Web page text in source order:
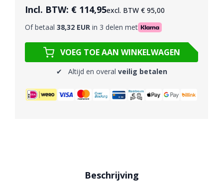
Incl. BTW: € 114,95excl. BTW € 95,00
Of betaal 38,32 EUR in 3 delen met
VOEG TOE AAN WINKELWAGEN
✔ Altijd en overal veilig betalen
Beschrijving